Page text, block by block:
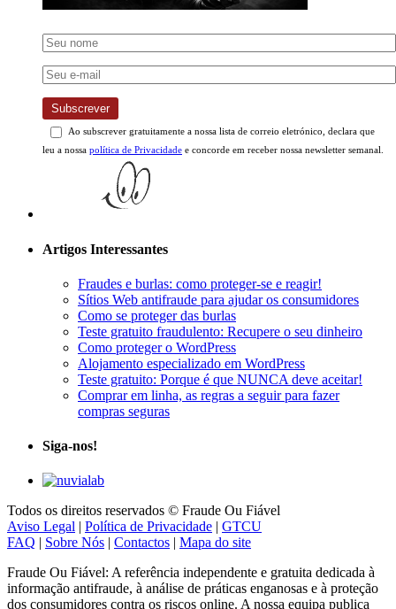
Subscrever
Ao subscrever gratuitamente a nossa lista de correio eletrónico, declara que
leu a nossa política de Privacidade e concorde em receber nossa newsletter semanal.
Artigos Interessantes
Fraudes e burlas: como proteger-se e reagir!
Sítios Web antifraude para ajudar os consumidores
Como se proteger das burlas
Teste gratuito fraudulento: Recupere o seu dinheiro
Como proteger o WordPress
Alojamento especializado em WordPress
Teste gratuito: Porque é que NUNCA deve aceitar!
Comprar em linha, as regras a seguir para fazer
compras seguras
Siga-nos!
Todos os direitos reservados © Fraude Ou Fiável
Aviso Legal | Política de Privacidade | GTCU
FAQ | Sobre Nós | Contactos | Mapa do site
Fraude Ou Fiável: A referência independente e gratuita dedicada à
informação antifraude, à análise de práticas enganosas e à proteção
dos consumidores contra os riscos online. A nossa equipa publica